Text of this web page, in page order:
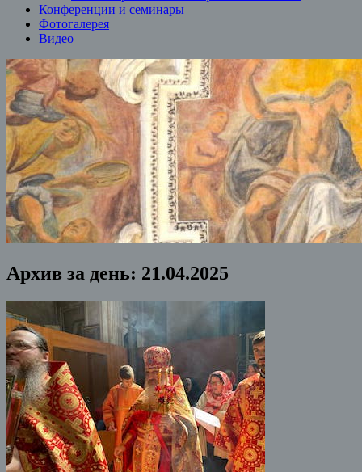
Конференции и семинары
Фотогалерея
Видео
Архив за день: 21.04.2025